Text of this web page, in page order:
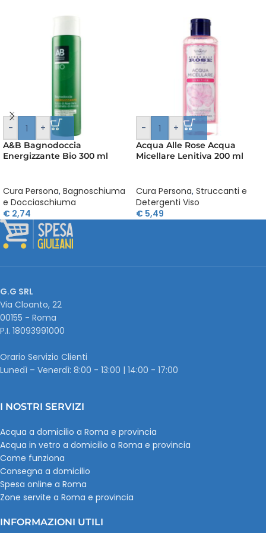
- +
A&B Bagnodoccia
Energizzante Bio 300 ml
Cura Persona, Bagnoschiuma
e Docciaschiuma
€ 2,74
- +
Acqua Alle Rose Acqua
Micellare Lenitiva 200 ml
Cura Persona, Struccanti e
Detergenti Viso
€ 5,49
G.G SRL
Via Cloanto, 22
00155 - Roma
P.I. ‭18093991000
Orario Servizio Clienti
Lunedì – Venerdì: 8:00 - 13:00 | 14:00 - 17:00
I NOSTRI SERVIZI
Acqua a domicilio a Roma e provincia
Acqua in vetro a domicilio a Roma e provincia
Come funziona
Consegna a domicilio
Spesa online a Roma
Zone servite a Roma e provincia
INFORMAZIONI UTILI